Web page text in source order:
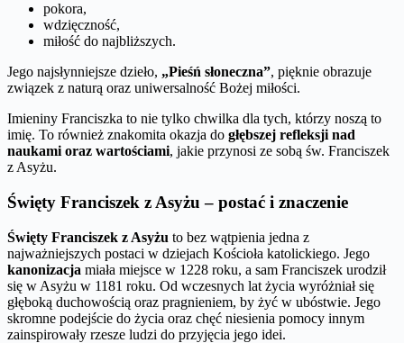
pokora,
wdzięczność,
miłość do najbliższych.
Jego najsłynniejsze dzieło, „Pieśń słoneczna”, pięknie obrazuje
związek z naturą oraz uniwersalność Bożej miłości.
Imieniny Franciszka to nie tylko chwilka dla tych, którzy noszą to
imię. To również znakomita okazja do głębszej refleksji nad
naukami oraz wartościami, jakie przynosi ze sobą św. Franciszek
z Asyżu.
Święty Franciszek z Asyżu – postać i znaczenie
Święty Franciszek z Asyżu to bez wątpienia jedna z
najważniejszych postaci w dziejach Kościoła katolickiego. Jego
kanonizacja miała miejsce w 1228 roku, a sam Franciszek urodził
się w Asyżu w 1181 roku. Od wczesnych lat życia wyróżniał się
głęboką duchowością oraz pragnieniem, by żyć w ubóstwie. Jego
skromne podejście do życia oraz chęć niesienia pomocy innym
zainspirowały rzesze ludzi do przyjęcia jego idei.